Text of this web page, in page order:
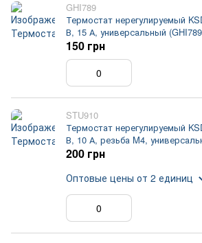
GHI789
Термостат нерегулируемый
В, 15 А, универсальный
150 грн
STU910
Термостат нерегулируемый
В, 10 А, резьба M4,
200 грн
Оптовые цены от 2 единиц